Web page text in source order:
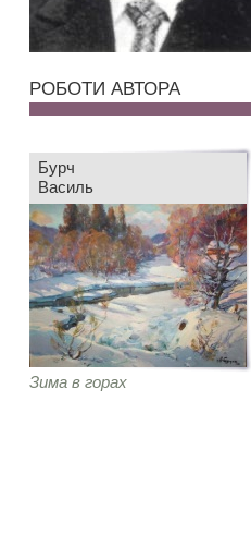
РОБОТИ АВТОРА
Бурч
Василь
Зима в горах